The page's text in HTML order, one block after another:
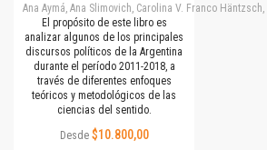
Ana Aymá, Ana Slimovich, Carolina V. Franco
El propósito de este libro es
analizar algunos de los principales
discursos políticos de la Argentina
durante el período 2011-2018, a
través de diferentes enfoques
teóricos y metodológicos de las
ciencias del sentido.
Desde $10.800,00